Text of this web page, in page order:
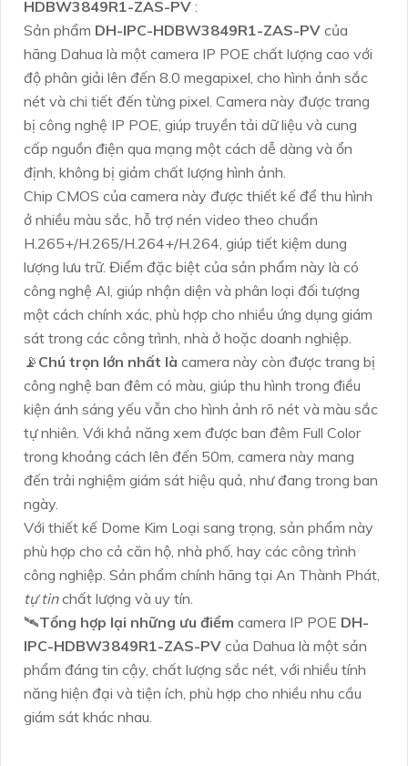
HDBW3849R1-ZAS-PV :
Sản phẩm DH-IPC-HDBW3849R1-ZAS-PV của
hãng Dahua là một camera IP POE chất lượng cao với
độ phân giải lên đến 8.0 megapixel, cho hình ảnh sắc
nét và chi tiết đến từng pixel. Camera này được trang
bị công nghệ IP POE, giúp truyền tải dữ liệu và cung
cấp nguồn điện qua mạng một cách dễ dàng và ổn
định, không bị giảm chất lượng hình ảnh.
Chip CMOS của camera này được thiết kế để thu hình
ở nhiều màu sắc, hỗ trợ nén video theo chuẩn
H.265+/H.265/H.264+/H.264, giúp tiết kiệm dung
lượng lưu trữ. Điểm đặc biệt của sản phẩm này là có
công nghệ AI, giúp nhận diện và phân loại đối tượng
một cách chính xác, phù hợp cho nhiều ứng dụng giám
sát trong các công trình, nhà ở hoặc doanh nghiệp.
📡 Chú trọn lớn nhất là camera này còn được trang bị
công nghệ ban đêm có màu, giúp thu hình trong điều
kiện ánh sáng yếu vẫn cho hình ảnh rõ nét và màu sắc
tự nhiên. Với khả năng xem được ban đêm Full Color
trong khoảng cách lên đến 50m, camera này mang
đến trải nghiệm giám sát hiệu quả, như đang trong ban
ngày.
Với thiết kế Dome Kim Loại sang trọng, sản phẩm này
phù hợp cho cả căn hộ, nhà phố, hay các công trình
công nghiệp. Sản phẩm chính hãng tại An Thành Phát,
tự tinchất lượng và uy tín.
🛰Tổng hợp lại những ưu điểm camera IP POE DH-
IPC-HDBW3849R1-ZAS-PV của Dahua là một sản
phẩm đáng tin cậy, chất lượng sắc nét, với nhiều tính
năng hiện đại và tiện ích, phù hợp cho nhiều nhu cầu
giám sát khác nhau.